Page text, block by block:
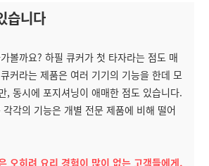
습니다
볼까요? 하필 큐커가 첫 타자라는 점도 매
커라는 제품은 여러 기기의 기능을 한데 모
, 동시에 포지셔닝이 애매한 점도 있습니다.
각의 기능은 개별 전문 제품에 비해 떨어
오히려 요리 경험이 많이 없는 고객들에게,